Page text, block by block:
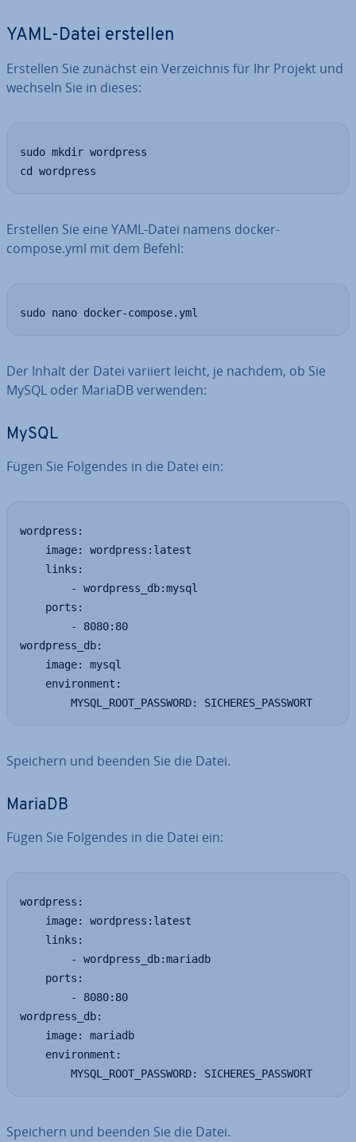
YAML-Datei erstellen
Erstellen Sie zunächst ein Ver­zeich­nis für Ihr Projekt und
wechseln Sie in dieses:
sudo mkdir wordpress
cd wordpress
Erstellen Sie eine YAML-Datei namens docker-
compose.yml mit dem Befehl:
sudo nano docker-compose.yml
Der Inhalt der Datei variiert leicht, je nachdem, ob Sie
MySQL oder MariaDB verwenden:
MySQL
Fügen Sie Folgendes in die Datei ein:
wordpress:
    image: wordpress:latest
    links:
        - wordpress_db:mysql
    ports:
        - 8080:80
wordpress_db:
    image: mysql
    environment:
        MYSQL_ROOT_PASSWORD: SICHERES_PASSWORT
Speichern und beenden Sie die Datei.
MariaDB
Fügen Sie Folgendes in die Datei ein:
wordpress:
    image: wordpress:latest
    links:
        - wordpress_db:mariadb
    ports:
        - 8080:80
wordpress_db:
    image: mariadb
    environment:
        MYSQL_ROOT_PASSWORD: SICHERES_PASSWORT
Speichern und beenden Sie die Datei.